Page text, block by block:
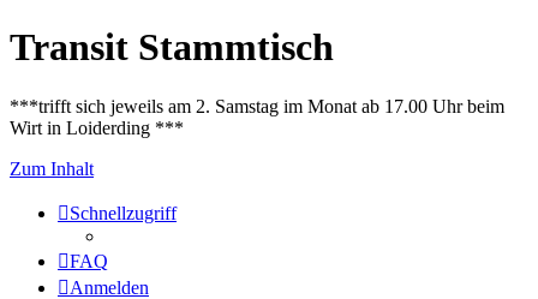
Transit Stammtisch
***trifft sich jeweils am 2. Samstag im Monat ab 17.00 Uhr beim
Wirt in Loiderding ***
Zum Inhalt
Schnellzugriff
FAQ
Anmelden